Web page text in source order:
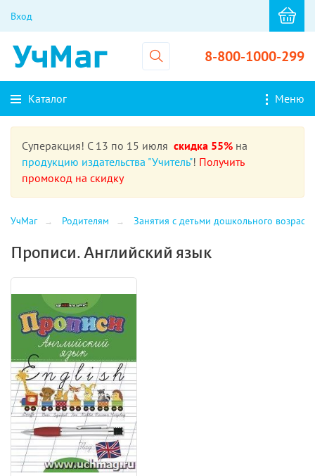
Вход
8-800-1000-299
Каталог Меню
Суперакция! С 13 по 15 июля скидка 55% на
продукцию издательства "Учитель"! Получить
промокод на скидку
УчМаг Родителям Занятия с детьми дошкольного возраста
Прописи. Английский язык